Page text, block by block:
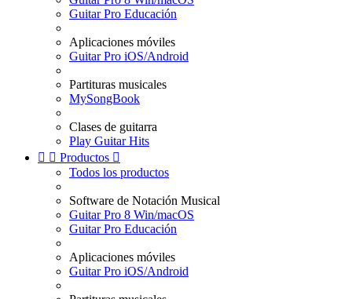
Guitar Pro Educación
Aplicaciones móviles
Guitar Pro iOS/Android
Partituras musicales
MySongBook
Clases de guitarra
Play Guitar Hits
  Productos 
Todos los productos
Software de Notación Musical
Guitar Pro 8 Win/macOS
Guitar Pro Educación
Aplicaciones móviles
Guitar Pro iOS/Android